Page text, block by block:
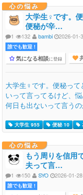
心の悩み
大学生♀です。
便秘が辛…
1 132 bambi 2026-01-
誰でも歓迎 !
気になる相談に登録
大学生♀です。便秘っ
いって言ってるけど、
何日も出ないって言う
大学生 955 便秘 10
心の悩み
もう周りを信用
夫って言…
1 150 SYO 2026-01-
誰でも歓迎 !